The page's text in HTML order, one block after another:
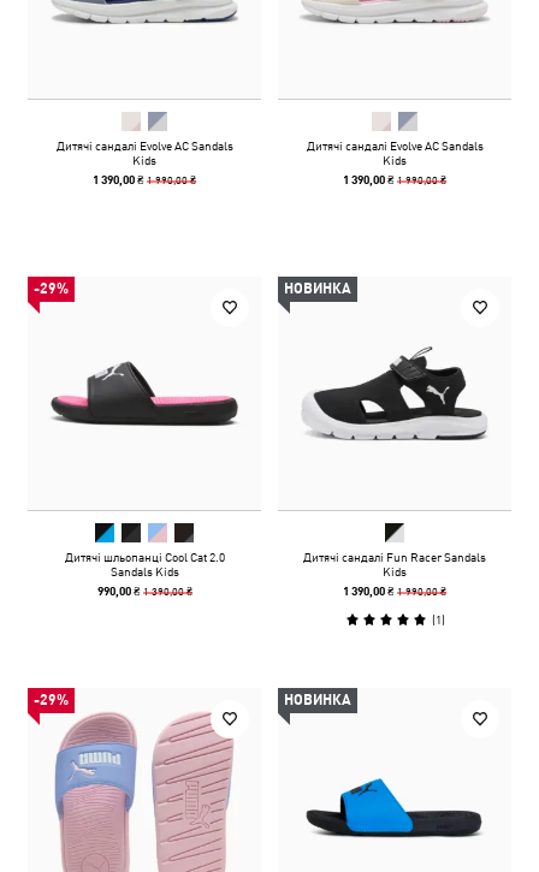
Дитячі сандалі Evolve AC Sandals
Kids
1 390,00 ₴1 990,00 ₴
Дитячі сандалі Evolve AC Sandals
Kids
1 390,00 ₴1 990,00 ₴
-29%
Дитячі шльопанці Cool Cat 2.0
Sandals Kids
990,00 ₴ 1 390,00 ₴
НОВИНКА
Дитячі сандалі Fun Racer Sandals
Kids
1 390,00 ₴1 990,00 ₴
(1)
-29% НОВИНКА